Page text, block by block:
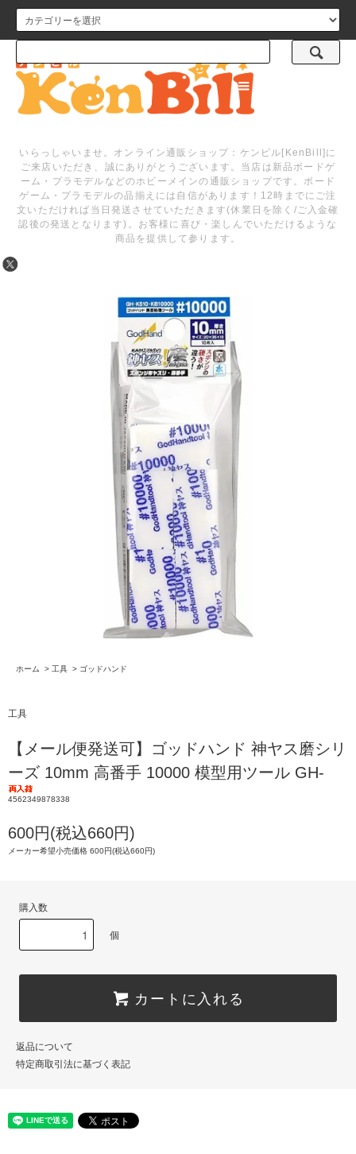
メニュー
いらっしゃいませ。オンライン通販ショップ：ケンビル[KenBill]に
ご来店いただき、誠にありがとうございます。当店は新品ボードゲ
ーム・プラモデルなどのホビーメインの通販ショップです。ボード
ゲーム・プラモデルの品揃えには自信があります！12時までにご注
文いただければ当日発送させていただきます(休業日を除く/ご入金確
認後の発送となります)。お客様に喜び・楽しんでいただけるような
商品を提供して参ります。
ホーム > 工具 > ゴッドハンド
工具
【メール便発送可】ゴッドハンド 神ヤス磨シリ
ーズ 10mm 高番手 10000 模型用ツール GH-
4562349878338
600円(税込660円)
メーカー希望小売価格 600円(税込660円)
購入数
個
カートに入れる
返品について
特定商取引法に基づく表記